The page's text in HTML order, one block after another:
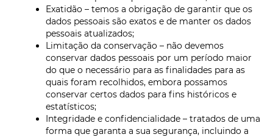
Exatidão – temos a obrigação de garantir que os
dados pessoais são exatos e de manter os dados
pessoais atualizados;
Limitação da conservação – não devemos
conservar dados pessoais por um período maior
do que o necessário para as finalidades para as
quais foram recolhidos, embora possamos
conservar certos dados para fins históricos e
estatísticos;
Integridade e confidencialidade – tratados de uma
forma que garanta a sua segurança, incluindo a